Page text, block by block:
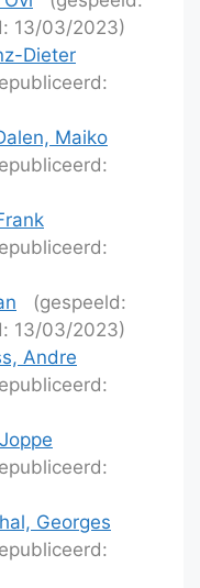
13/03/2023)
Dieter
Maiko
(gespeeld:
13/03/2023)
Andre
Georges